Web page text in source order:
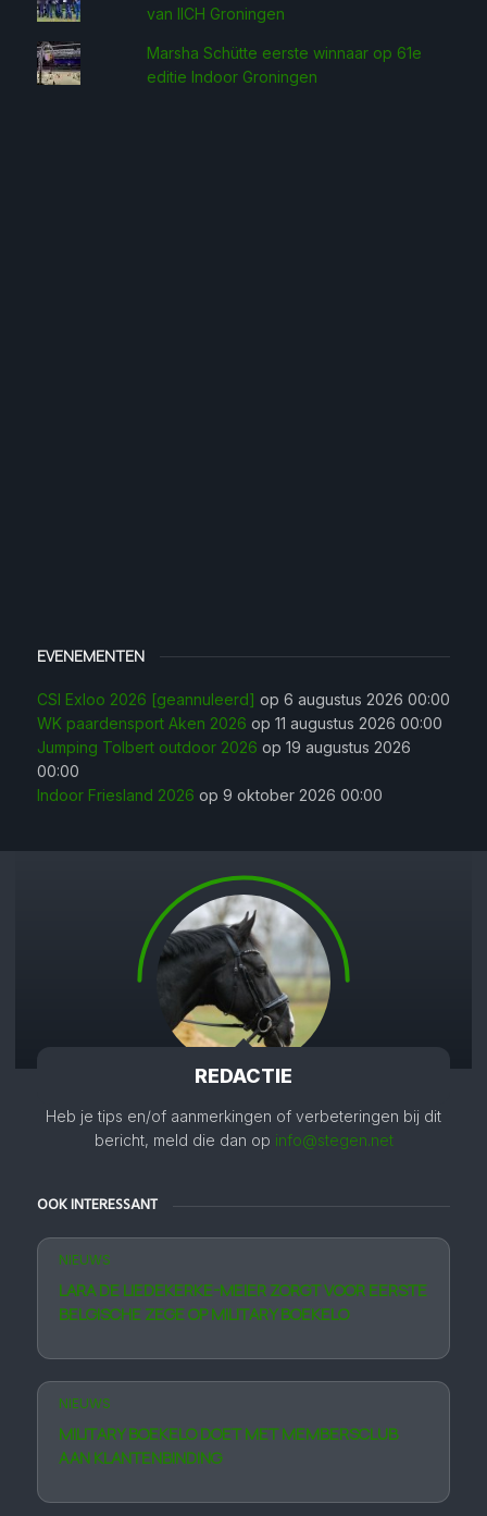
REDACTIE
Heb je tips en/of aanmerkingen of verbeteringen bij dit
bericht, meld die dan op info@stegen.net
OOK INTERESSANT
NIEUWS
LARA DE LIEDEKERKE-MEIER ZORGT VOOR EERSTE
BELGISCHE ZEGE OP MILITARY BOEKELO
NIEUWS
MILITARY BOEKELO DOET MET MEMBERS­CLUB
AAN KLANTEN­BINDING
van IICH Groningen
Marsha Schütte eerste win­naar op 61e
editie Indoor Groningen
EVENEMENTEN
CSI Exloo 2026 [geannuleerd] op 6 augustus 2026 00:00
WK paardensport Aken 2026 op 11 augustus 2026 00:00
Jumping Tolbert outdoor 2026 op 19 augustus 2026
00:00
Indoor Friesland 2026 op 9 oktober 2026 00:00